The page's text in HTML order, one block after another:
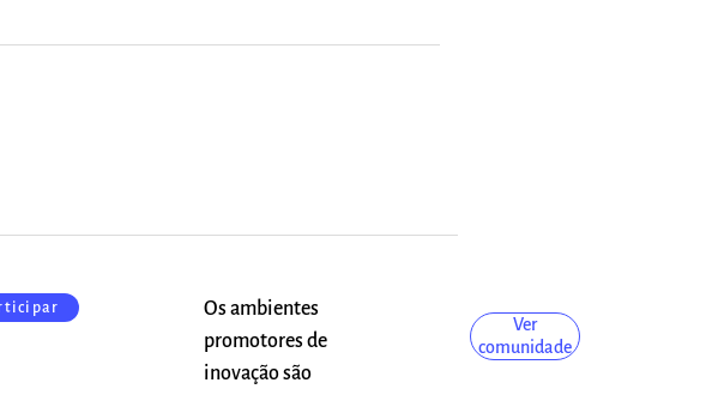
Os ambientes
promotores de
inovação são
Ver
comunidade